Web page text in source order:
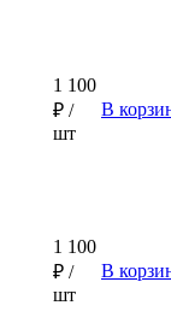
1 100
₽ /
шт
В
1 100
₽ /
шт
В